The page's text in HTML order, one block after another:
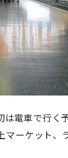
電車で行く
ーケット、